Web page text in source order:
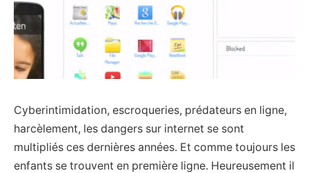
Cyberintimidation, escroqueries, prédateurs en ligne,
harcèlement, les dangers sur internet se sont
multipliés ces dernières années. Et comme toujours les
enfants se trouvent en première ligne. Heureusement il